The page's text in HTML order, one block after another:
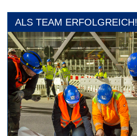
ALS TEAM ERFOLGREICH!